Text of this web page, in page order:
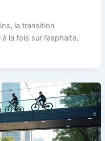
la transition
la fois sur l’asphalte,